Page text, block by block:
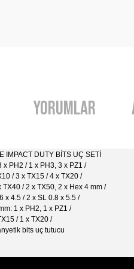
Yorumlar
IMPACT DUTY BİTS UÇ SETİ
x PH2 / 1 x PH3, 3 x PZ1 /
/ 3 x TX15 / 4 x TX20 /
TX40 / 2 x TX50, 2 x Hex 4 mm /
x 4.5 / 2 x SL 0.8 x 5.5 /
1 x PH2, 1 x PZ1 /
/ 1 x TX20 /
bits uç tutucu